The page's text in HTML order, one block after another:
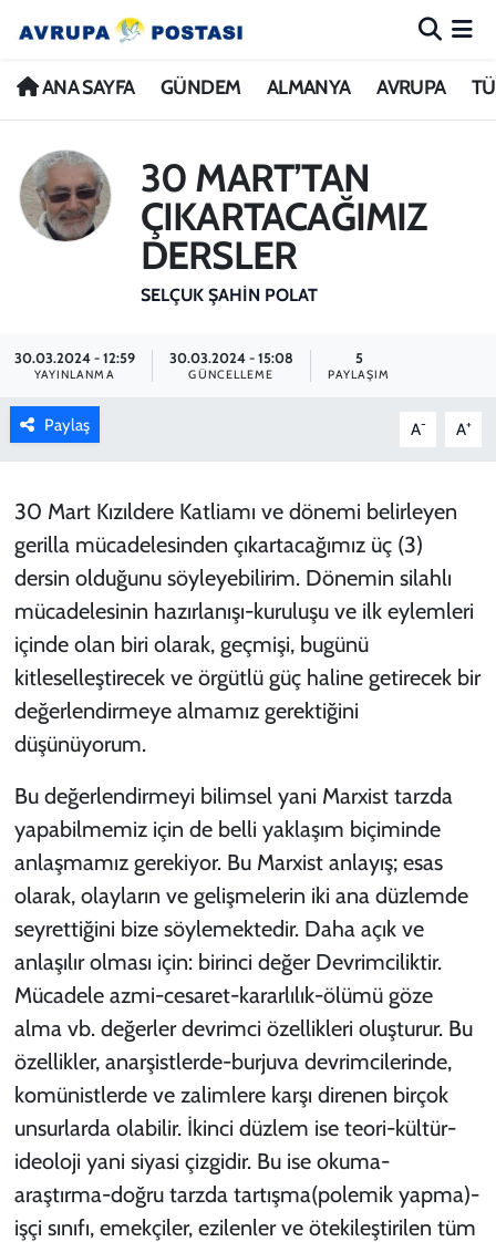
ANA SAYFA GÜNDEM ALMANYA AVRUPA
30 MART’TAN
ÇIKARTACAĞIMIZ
DERSLER
SELÇUK ŞAHIN POLAT
30.03.2024 - 12:59
YAYINLANMA
30.03.2024 - 15:08
GÜNCELLEME
5
PAYLAŞIM
Paylaş A- A+
30 Mart Kızıldere Katliamı ve dönemi belirleyen
gerilla mücadelesinden çıkartacağımız üç (3)
dersin olduğunu söyleyebilirim. Dönemin silahlı
mücadelesinin hazırlanışı-kuruluşu ve ilk eylemleri
içinde olan biri olarak, geçmişi, bugünü
kitleselleştirecek ve örgütlü güç haline getirecek bir
değerlendirmeye almamız gerektiğini
düşünüyorum.
Bu değerlendirmeyi bilimsel yani Marxist tarzda
yapabilmemiz için de belli yaklaşım biçiminde
anlaşmamız gerekiyor. Bu Marxist anlayış; esas
olarak, olayların ve gelişmelerin iki ana düzlemde
seyrettiğini bize söylemektedir. Daha açık ve
anlaşılır olması için: birinci değer Devrimciliktir.
Mücadele azmi-cesaret-kararlılık-ölümü göze
alma vb. değerler devrimci özellikleri oluşturur. Bu
özellikler, anarşistlerde-burjuva devrimcilerinde,
komünistlerde ve zalimlere karşı direnen birçok
unsurlarda olabilir. İkinci düzlem ise teori-kültür-
ideoloji yani siyasi çizgidir. Bu ise okuma-
araştırma-doğru tarzda tartışma(polemik yapma)-
işçi sınıfı, emekçiler, ezilenler ve ötekileştirilen tüm
ANA SAYFA
ALMANYA
DÜNYA
KÜLTÜR
KADIN
YAZARLAR
Nöbetçi Eczaneler
İstanbul Namaz Vakitleri
Trafik Durumu
Avrupa Ligi Puan Durumu ve Fikstür
Tüm Manşetler
Son Dakika Haberleri